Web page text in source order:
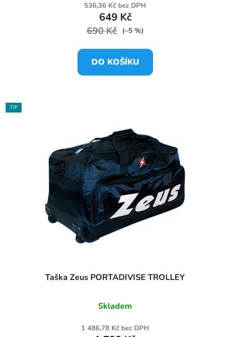
536,36 Kč bez DPH
649 Kč
690 Kč (–5 %)
DO KOŠÍKU
TIP
Taška Zeus PORTADIVISE TROLLEY
Skladem
1 486,78 Kč bez DPH